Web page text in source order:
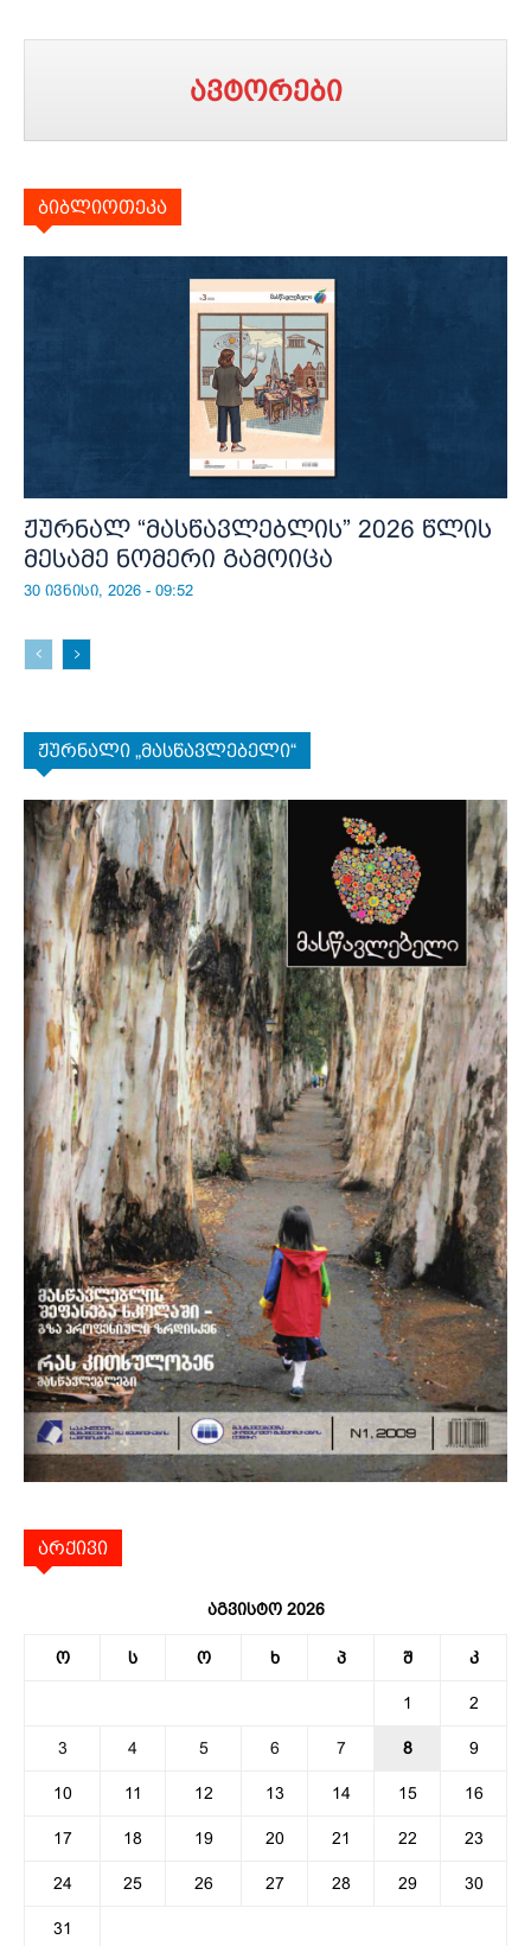
ავტორები
ბიბლიოთეკა
ჟურნალ “მასწავლებლის” 2026 წლის
მესამე ნომერი გამოიცა
30 ივნისი, 2026 - 09:52
ჟურნალი „მასწავლებელი“
არქივი
აგვისტო 2026
ო ს ო ხ პ შ კ
1 2
3 4 5 6 7 8 9
10 11 12 13 14 15 16
17 18 19 20 21 22 23
24 25 26 27 28 29 30
31